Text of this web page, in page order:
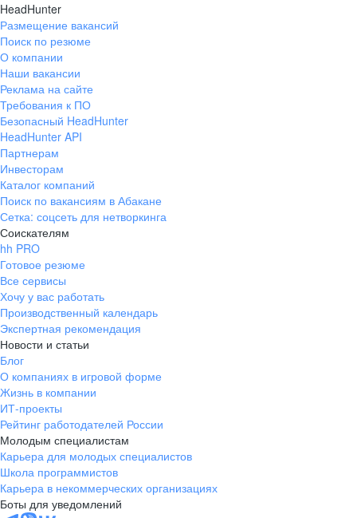
HeadHunter
Размещение вакансий
Поиск по резюме
О компании
Наши вакансии
Реклама на сайте
Требования к ПО
Безопасный HeadHunter
HeadHunter API
Партнерам
Инвесторам
Каталог компаний
Поиск по вакансиям в Абакане
Сетка: соцсеть для нетворкинга
Соискателям
hh PRO
Готовое резюме
Все сервисы
Хочу у вас работать
Производственный календарь
Экспертная рекомендация
Новости и статьи
Блог
О компаниях в игровой форме
Жизнь в компании
ИТ-проекты
Рейтинг работодателей России
Молодым специалистам
Карьера для молодых специалистов
Школа программистов
Карьера в некоммерческих организациях
Боты для уведомлений